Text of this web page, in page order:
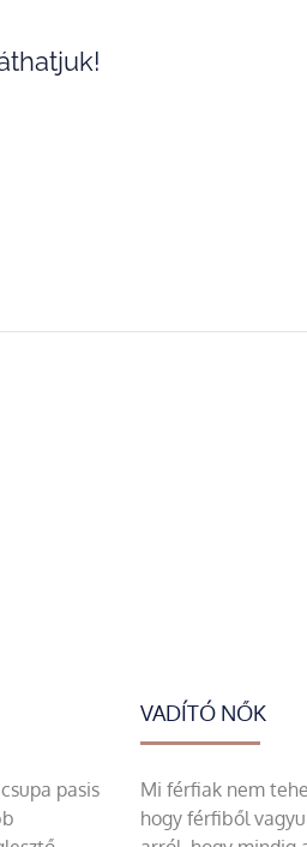
pasis
VADÍTÓ NŐK
Mi férfiak nem
hogy férfiből